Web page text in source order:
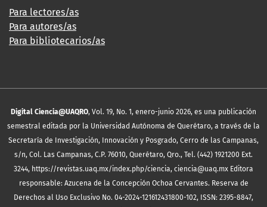
Para lectores/as
Para autores/as
Para bibliotecarios/as
Digital Ciencia@UAQRO, Vol. 19, No. 1, enero-junio 2026, es una publicación
semestral editada por la Universidad Autónoma de Querétaro, a través de la
Secretaría de Investigación, Innovación y Posgrado, Cerro de las Campanas,
s/n, Col. Las Campanas, C.P. 76010, Querétaro, Qro., Tel. (442) 1921200 Ext.
3244, https://revistas.uaq.mx/index.php/ciencia, ciencia@uaq.mx Editora
responsable: Azucena de la Concepción Ochoa Cervantes. Reserva de
Derechos al Uso Exclusivo No. 04-2024-121612431800-102, ISSN: 2395-8847,